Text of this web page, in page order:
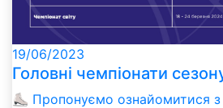
19/06/2023
Головні чемпіонати
⛸️ Пропонуємо ознайомитися з